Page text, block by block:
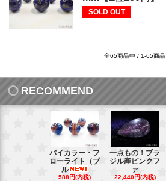
SOLD OUT
全65商品中 / 1-65商品
RECOMMEND
バイカラー・フ
ローライト（ブ
ル
588円(内税)
一点もの！ブラ
ジル産ピンクフ
ァ
22,440円(内税)